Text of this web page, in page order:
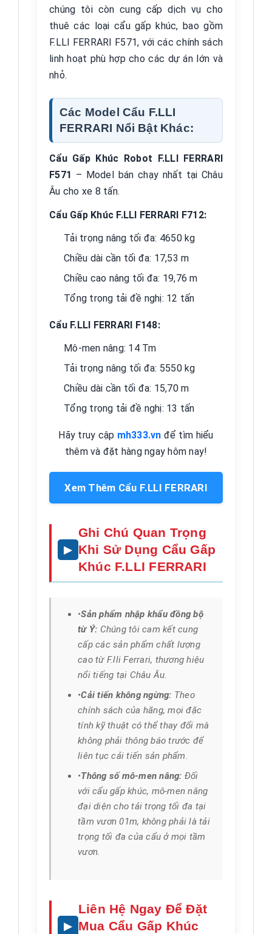
chúng tôi còn cung cấp dịch vụ cho
thuê các loại cẩu gấp khúc, bao gồm
F.LLI FERRARI F571, với các chính sách
linh hoạt phù hợp cho các dự án lớn và
nhỏ.
Các Model Cẩu F.LLI
FERRARI Nổi Bật Khác:
Cẩu Gấp Khúc Robot F.LLI FERRARI
F571 – Model bán chạy nhất tại Châu
Âu cho xe 8 tấn.
Cẩu Gấp Khúc F.LLI FERRARI F712:
Tải trọng nâng tối đa: 4650 kg
Chiều dài cần tối đa: 17,53 m
Chiều cao nâng tối đa: 19,76 m
Tổng trọng tải đề nghị: 12 tấn
Cẩu F.LLI FERRARI F148:
Mô-men nâng: 14 Tm
Tải trọng nâng tối đa: 5550 kg
Chiều dài cần tối đa: 15,70 m
Tổng trọng tải đề nghị: 13 tấn
Hãy truy cập mh333.vn để tìm hiểu
thêm và đặt hàng ngay hôm nay!
Xem Thêm Cẩu F.LLI FERRARI
Ghi Chú Quan Trọng
Khi Sử Dụng Cẩu Gấp
Khúc F.LLI FERRARI
Sản phẩm nhập khẩu đồng bộ
từ Ý: Chúng tôi cam kết cung
cấp các sản phẩm chất lượng
cao từ F.lli Ferrari, thương hiệu
nổi tiếng tại Châu Âu.
Cải tiến không ngừng: Theo
chính sách của hãng, mọi đặc
tính kỹ thuật có thể thay đổi mà
không phải thông báo trước để
liên tục cải tiến sản phẩm.
Thông số mô-men nâng: Đối
với cẩu gấp khúc, mô-men nâng
đại diện cho tải trọng tối đa tại
tầm vươn 01m, không phải là tải
trọng tối đa của cẩu ở mọi tầm
vươn.
Liên Hệ Ngay Để Đặt
Mua Cẩu Gấp Khúc